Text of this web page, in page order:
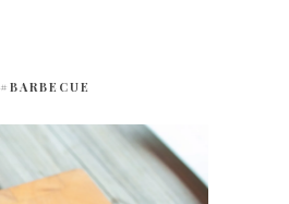
#BARBECUE